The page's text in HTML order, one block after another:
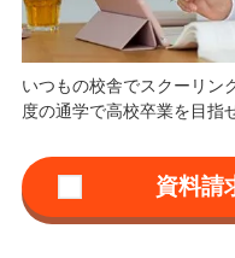
いつもの校舎でスクーリン
度の通学で高校卒業を目指